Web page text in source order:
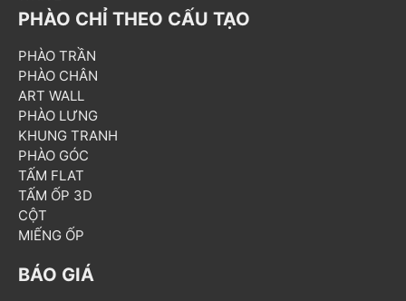
PHÀO CHỈ THEO CẤU TẠO
PHÀO TRẦN
PHÀO CHÂN
ART WALL
PHÀO LƯNG
KHUNG TRANH
PHÀO GÓC
TẤM FLAT
TẤM ỐP 3D
CỘT
MIẾNG ỐP
BÁO GIÁ